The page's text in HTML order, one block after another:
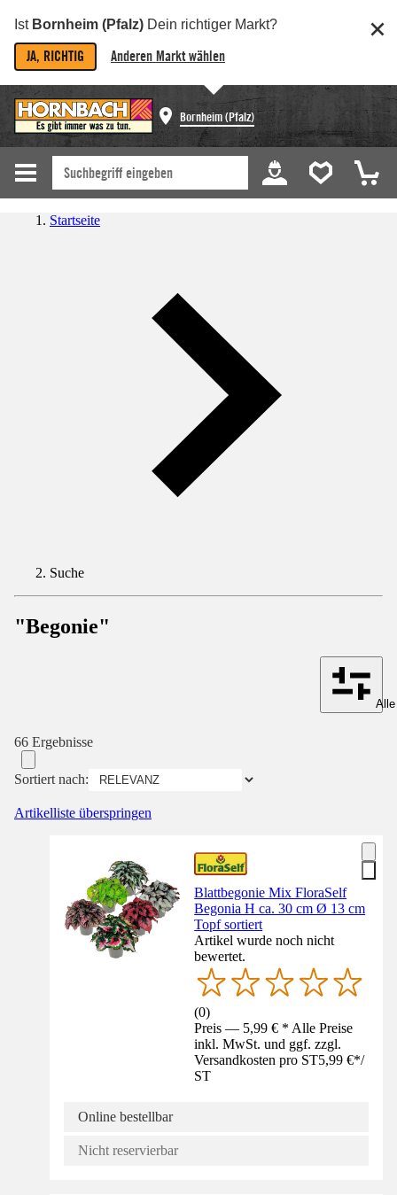
Ist Bornheim (Pfalz) Dein richtiger Markt?
JA, RICHTIG Anderen Markt wählen
Bornheim (Pfalz)
Startseite
Suche
"Begonie"
66 Ergebnisse
Sortiert nach:
Artikelliste überspringen
Blattbegonie Mix FloraSelf
Begonia H ca. 30 cm Ø 13 cm
Topf sortiert
Artikel wurde noch nicht
bewertet.
(0)
Preis — 5,99 € * Alle Preise
inkl. MwSt. und ggf. zzgl.
Versandkosten pro ST5,99 €*/
ST
Online bestellbar
Nicht reservierbar